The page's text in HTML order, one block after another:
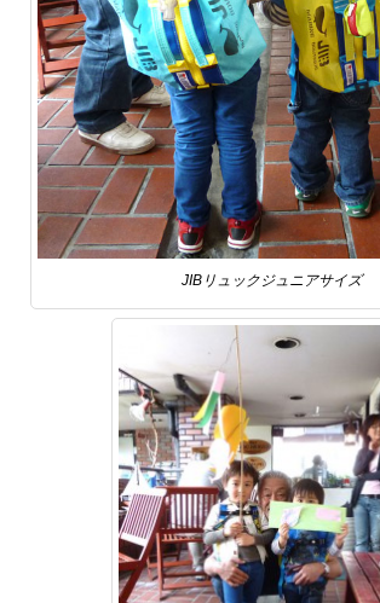
JIBリュックジュニアサイズ